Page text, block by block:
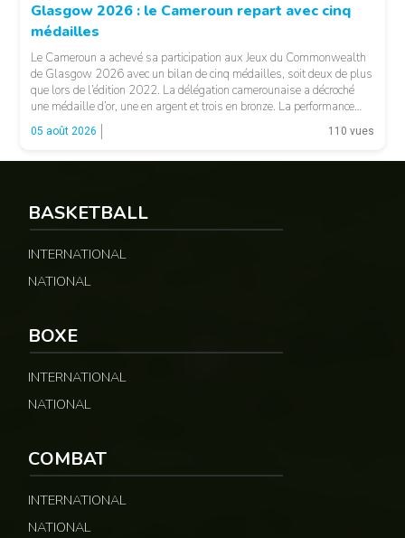
Glasgow 2026 : le Cameroun repart avec cinq
médailles
Le Cameroun a achevé sa participation aux Jeux du Commonwealth
de Glasgow 2026 avec un bilan de cinq médailles, soit deux de plus
que lors de l’édition 2022. La délégation camerounaise a décroché
une médaille d’or, une en argent et trois en bronze. La performance
majeure est venue d’Emmanuel Eseme. Le sprinteur camerounais
s’est imposé […]
05 août 2026 110 vues
BASKETBALL
INTERNATIONAL
NATIONAL
BOXE
INTERNATIONAL
NATIONAL
COMBAT
INTERNATIONAL
NATIONAL